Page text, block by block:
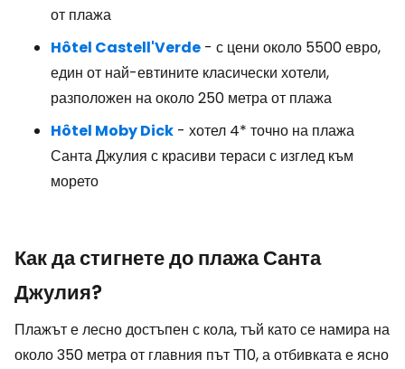
от плажа
Hôtel Castell'Verde - с цени около 5500 евро,
един от най-евтините класически хотели,
разположен на около 250 метра от плажа
Hôtel Moby Dick - хотел 4* точно на плажа
Санта Джулия с красиви тераси с изглед към
морето
Как да стигнете до плажа Санта
Джулия?
Плажът е лесно достъпен с кола, тъй като се намира на
около 350 метра от главния път Т10, а отбивката е ясно